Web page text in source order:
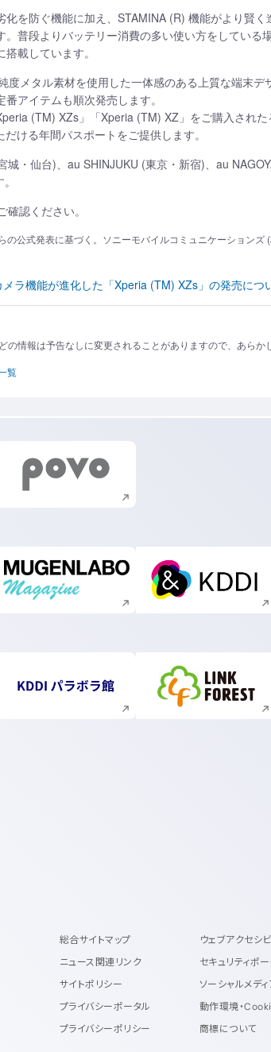
を防ぐ機能に加え、STAMINA (R) 機能がより賢
普段よりバッテリー消費の多い使い方をしている
載しています。
メタル素材を使用した一体感のある上質な端末
アイテムも順次発売します。
(TM) XZs」「Xperia (TM) XZ」をご購入され
ける年間パスポートをご提供します。
・仙台)、au SHINJUKU (東京・新宿)、au
認ください。
公式発表に基づく。ソニーモバイルコミュニケーションズ (
ラ機能が進化した「Xperia (TM) XZs」の発売につ
情報は予告なしに変更されることがありますので、あらか
覧
開く 新規ウィンドウで開く
で開く 新規ウィンドウで開く 新規ウィン
開く 新規ウィンドウで開く 新規ウィン
総合サイトマップ
ニュース関連リンク
サイトポリシー
プライバシーポータル
プライバシーポリシー
ウェブアクセシ
セキュリティポ
ソーシャルメデ
動作環境・
商標について